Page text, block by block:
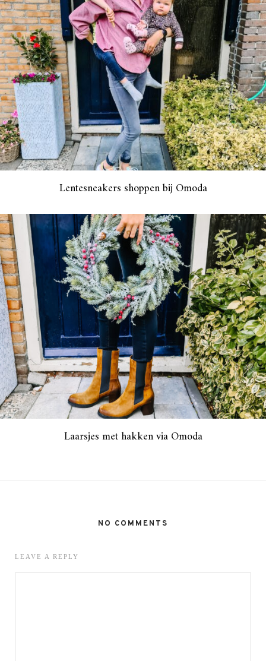
Lentesneakers shoppen bij Omoda
Laarsjes met hakken via Omoda
NO COMMENTS
LEAVE A REPLY